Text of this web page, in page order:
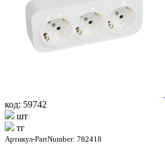
код: 59742
шт
тг
Артикул-PartNumber: 782418